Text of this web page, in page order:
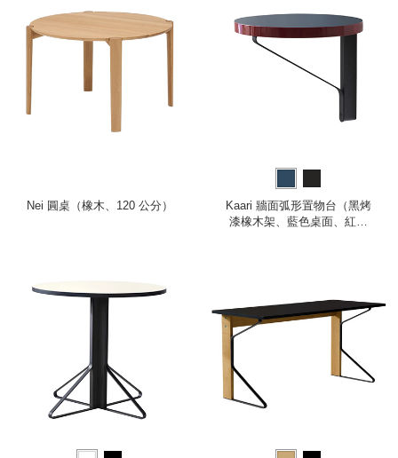
Nei 圓桌（橡木、120 公分）
Kaari 牆面弧形置物台（黑烤
漆橡木架、藍色桌面、紅邊